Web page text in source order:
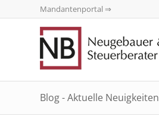
Mandantenportal ⇒
Blog - Aktuelle Neuigkeiten